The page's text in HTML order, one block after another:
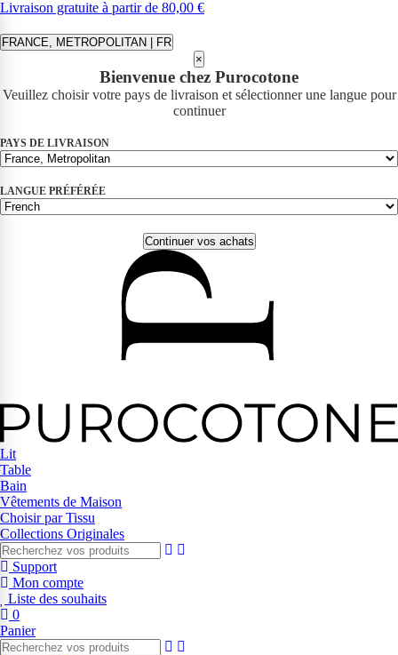
Livraison gratuite à partir de 80,00 €
FRANCE, METROPOLITAN | FR
×
Bienvenue chez Purocotone
Veuillez choisir votre pays de livraison et sélectionner une langue pour
continuer
PAYS DE LIVRAISON
LANGUE PRÉFÉRÉE
Continuer vos achats
Lit
Table
Bain
Vêtements de Maison
Choisir par Tissu
Collections Originales
Support
Mon compte
Liste des souhaits
0
Panier